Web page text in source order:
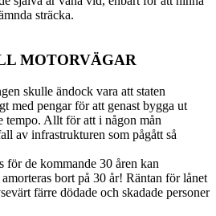
sträcka.
MOTORVÄGAR
skulle ändock vara att staten
med pengar för att genast bygga ut
tempo. Allt för att i någon mån
av infrastrukturen som pågått så
för de kommande 30 åren kan
bort på 30 år! Räntan för lånet
färre dödade och skadade personer